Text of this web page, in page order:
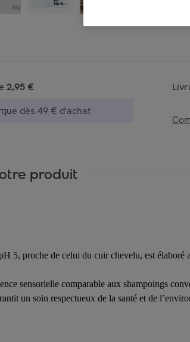
2,95 €
dès 49 € d'achat
produit
5, proche de celui du cuir chevelu, est
sensorielle comparable aux shampoings
un soin respectueux de la santé et de